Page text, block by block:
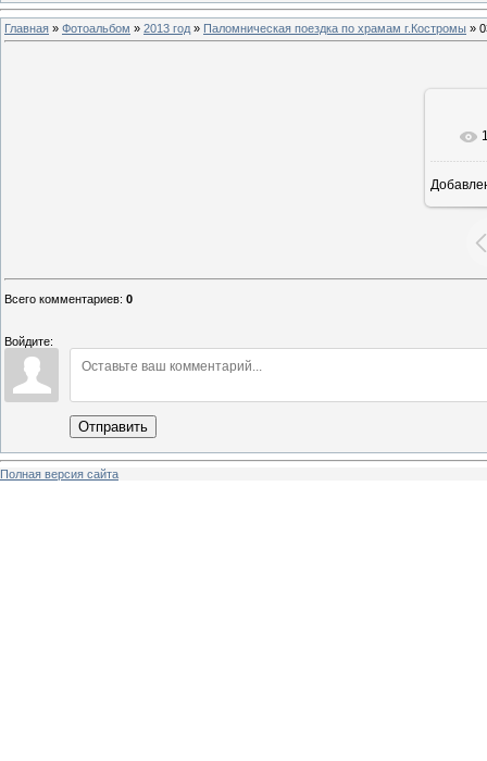
Главная » Фотоальбом » 2013 год » Паломническая поездка по храмам г.Костромы »
Всего комментариев: 0
Войдите:
Отправить
Полная версия сайта